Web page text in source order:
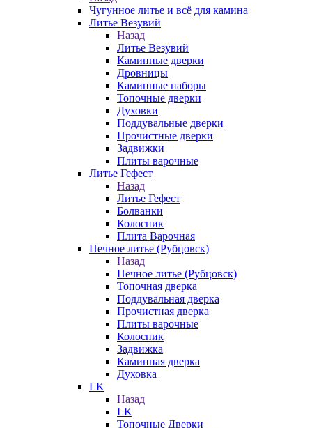
Чугунное литье и всё для камина
Литье Везувий
Назад
Литье Везувий
Каминные дверки
Дровницы
Каминные наборы
Топочные дверки
Духовки
Поддувальные дверки
Прочистные дверки
Задвижки
Плиты варочные
Литье Гефест
Назад
Литье Гефест
Болванки
Колосник
Плита Варочная
Печное литье (Рубцовск)
Назад
Печное литье (Рубцовск)
Топочная дверка
Поддувальная дверка
Прочистная дверка
Плиты варочные
Колосник
Задвижка
Каминная дверка
Духовка
LK
Назад
LK
Топочные Дверки